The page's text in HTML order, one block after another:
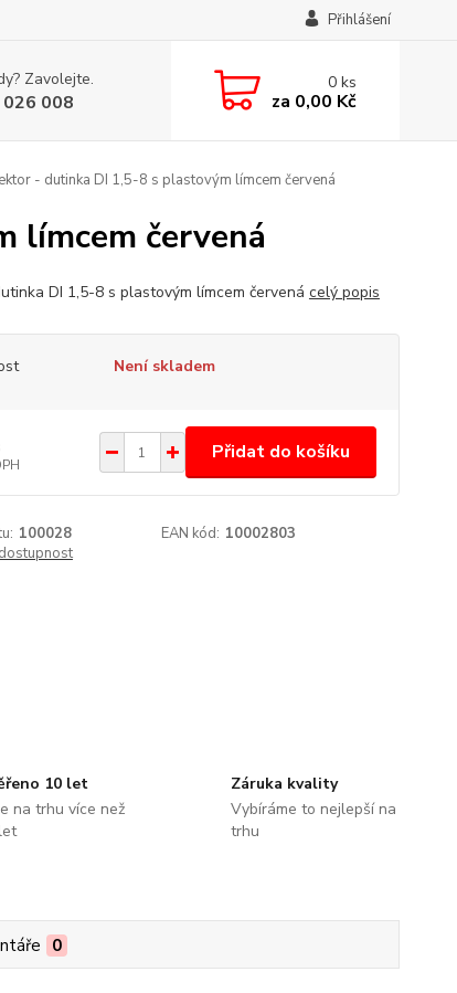
Přihlášení
Zavolejte.
008
0ks
za 0,00 Kč
- dutinka DI 1,5-8 s plastovým límcem červená
límcem červená
DI 1,5-8 s plastovým límcem červená celý popis
Není skladem
Přidat do košíku
100028 EAN kód: 10002803
10 let
na trhu více než
Záruka kvality
Vybíráme to nejlepší na
trhu
0